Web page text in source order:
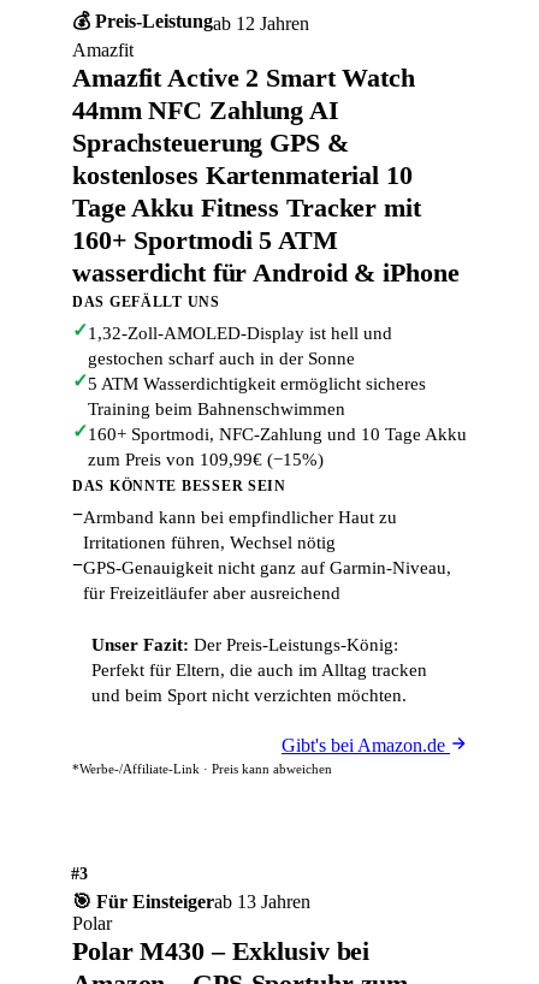
💰 Preis-Leistungab 12 Jahren
Amazfit
Amazfit Active 2 Smart Watch
44mm NFC Zahlung AI
Sprachsteuerung GPS &
kostenloses Kartenmaterial 10
Tage Akku Fitness Tracker mit
160+ Sportmodi 5 ATM
wasserdicht für Android & iPhone
DAS GEFÄLLT UNS
✓1,32-Zoll-AMOLED-Display ist hell und
gestochen scharf auch in der Sonne
✓5 ATM Wasserdichtigkeit ermöglicht sicheres
Training beim Bahnenschwimmen
✓160+ Sportmodi, NFC-Zahlung und 10 Tage Akku
zum Preis von 109,99€ (−15%)
DAS KÖNNTE BESSER SEIN
−Armband kann bei empfindlicher Haut zu
Irritationen führen, Wechsel nötig
−GPS-Genauigkeit nicht ganz auf Garmin-Niveau,
für Freizeitläufer aber ausreichend
Unser Fazit: Der Preis-Leistungs-König:
Perfekt für Eltern, die auch im Alltag tracken
und beim Sport nicht verzichten möchten.
Gibt's bei Amazon.de
*Werbe-/Affiliate-Link · Preis kann abweichen
#3
🎯 Für Einsteigerab 13 Jahren
Polar
Polar M430 – Exklusiv bei